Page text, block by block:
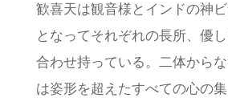
歓喜天は観音様とインドの神
となってそれぞれの長所、優
合わせ持っている。二体から
は姿形を超えたすべての心の